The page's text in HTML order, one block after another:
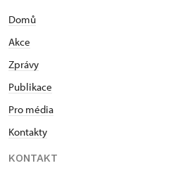
Domů
Akce
Zprávy
Publikace
Pro média
Kontakty
KONTAKT